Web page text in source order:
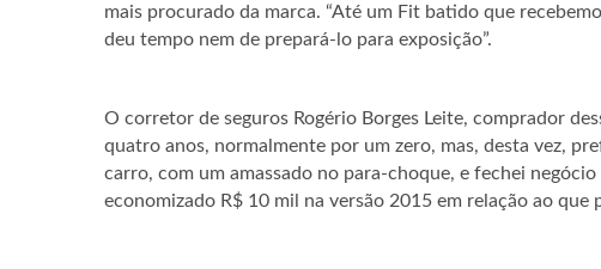
mais procurado da marca. “Até um Fit batido que
deu tempo nem de prepará-lo para exposição”.
O corretor de seguros Rogério Borges Leite, comprador
quatro anos, normalmente por um zero, mas, desta vez,
carro, com um amassado no para-choque, e fechei
economizado R$ 10 mil na versão 2015 em relação ao que